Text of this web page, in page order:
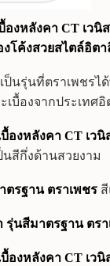
บื้องหลังคา CT
โค้งสวยสไตล์อิตา
เป็นรุ่นที่ตราเพช
บื้องจากประเทศอิ
บื้องหลังคา CT เ
นสีกึ่งด้านสวยงาม
ตรฐาน ตราเพชร
รุ่นสีมาตรฐาน ตร
บื้องหลังคา CT เว